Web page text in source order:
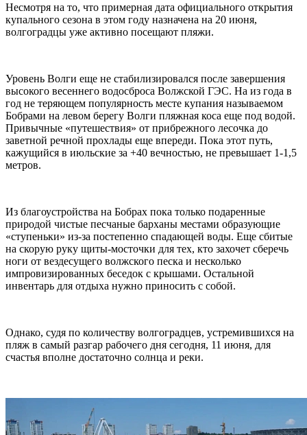
Несмотря на то, что примерная дата официального открытия
купального сезона в этом году назначена на 20 июня,
волгоградцы уже активно посещают пляжи.
Уровень Волги еще не стабилизировался после завершения
высокого весеннего водосброса Волжской ГЭС. На из года в
год не теряющем популярность месте купания называемом
Бобрами на левом берегу Волги пляжная коса еще под водой.
Привычные «путешествия» от прибрежного лесочка до
заветной речной прохлады еще впереди. Пока этот путь,
кажущийся в июльские за +40 вечностью, не превышает 1-1,5
метров.
Из благоустройства на Бобрах пока только подаренные
природой чистые песчаные барханы местами образующие
«ступеньки» из-за постепенно спадающей воды. Еще сбитые
на скорую руку щиты-мосточки для тех, кто захочет сберечь
ноги от вездесущего волжского песка и несколько
импровизированных беседок с крышами. Остальной
инвентарь для отдыха нужно приносить с собой.
Однако, судя по количеству волгоградцев, устремившихся на
пляж в самый разгар рабочего дня сегодня, 11 июня, для
счастья вполне достаточно солнца и реки.